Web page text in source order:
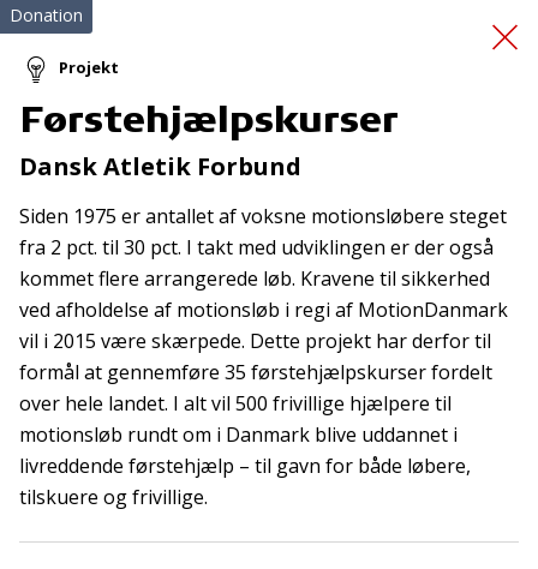
Førstehjælpskursus
Donation
Projekt
Førstehjælpskurser
Dansk Atletik Forbund
Siden 1975 er antallet af voksne motionsløbere steget
fra 2 pct. til 30 pct. I takt med udviklingen er der også
kommet flere arrangerede løb. Kravene til sikkerhed
ved afholdelse af motionsløb i regi af MotionDanmark
vil i 2015 være skærpede. Dette projekt har derfor til
formål at gennemføre 35 førstehjælpskurser fordelt
over hele landet. I alt vil 500 frivillige hjælpere til
motionsløb rundt om i Danmark blive uddannet i
livreddende førstehjælp – til gavn for både løbere,
tilskuere og frivillige.
Tilmeld nyhedsbrev
De seneste nyheder om TrygFondens og TryghedsGruppens
aktiviteter direkte i din indbakke.
Tilmeld